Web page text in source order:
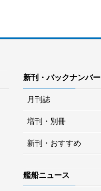
新刊・バックナンバー
月刊誌
増刊・別冊
新刊・おすすめ
艦船ニュース